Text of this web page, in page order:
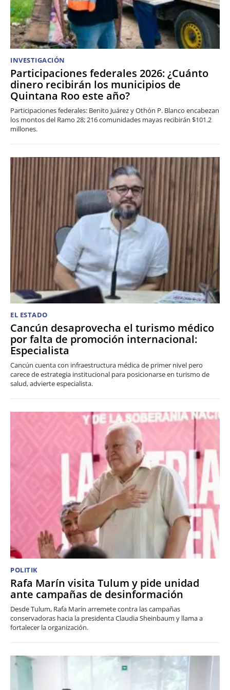
INVESTIGACIÓN
Participaciones federales 2026: ¿Cuánto
dinero recibirán los municipios de
Quintana Roo este año?
Participaciones federales: Benito Juárez y Othón P. Blanco encabezan
los montos del Ramo 28; 216 comunidades mayas recibirán $101.2
millones.
EL ESTADO
Cancún desaprovecha el turismo médico
por falta de promoción internacional:
Especialista
Cancún cuenta con infraestructura médica de primer nivel pero
carece de estrategia institucional para posicionarse en turismo de
salud, advierte especialista.
POLITIK
Rafa Marín visita Tulum y pide unidad
ante campañas de desinformación
Desde Tulum, Rafa Marín arremete contra las campañas
conservadoras hacia la presidenta Claudia Sheinbaum y llama a
fortalecer la organización.